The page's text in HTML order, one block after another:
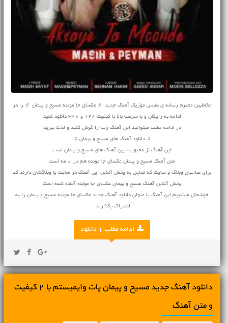
مخاطبین محترم رسانه ی نفیس موزیک آهنگ جدید ♬ عکسای جا مونده مسیح و پیمان ♬ را در
ادامه به رایگان و با سرعت بالا با کیفیت 128 و 320 دانلود کنید
در ادامه مطلب میتوانید این آهنگ زیبا را گوش کنید و لذت ببرید
♫ دانلود آهنگ های مسیح و پیمان ♫
این آهنگ از محبوب ترین آهنگ های مسیح و پیمان است
متن آهنگ مسیح و پیمان عکسای جا مونده هم در ادامه است
برای صاحبان وبلاگ و سایت که تمایل به پخش آنلاین این آهنگ در سایت یا وبلاگشان دارند کد
پخش آنلاین آهنگ مسیح و پیمان عکسای جا مونده آماده شده است
خوشحال میشویم این آهنگ با عنوان دانلود آهنگ جدید عکسای جا مونده مسیح و پیمان را به
اشتراک بگذارید.
ادامه مطلب + دانلود
دانلود آهنگ جديد مسیح و پیمان پات وایمیستم با 2 کیفیت
و متن آهنگ